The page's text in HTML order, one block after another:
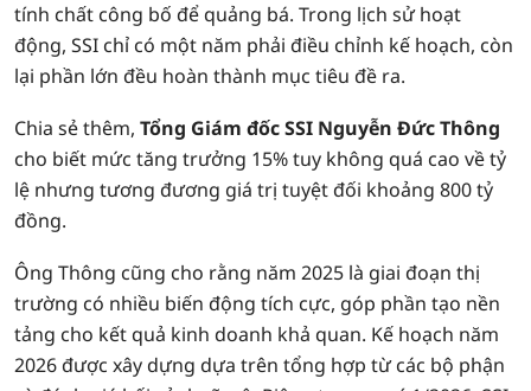
tính chất công bố để quảng bá. Trong lịch sử hoạt
động, SSI chỉ có một năm phải điều chỉnh kế hoạch, còn
lại phần lớn đều hoàn thành mục tiêu đề ra.
Chia sẻ thêm, Tổng Giám đốc SSI Nguyễn Đức Thông
cho biết mức tăng trưởng 15% tuy không quá cao về tỷ
lệ nhưng tương đương giá trị tuyệt đối khoảng 800 tỷ
đồng.
Ông Thông cũng cho rằng năm 2025 là giai đoạn thị
trường có nhiều biến động tích cực, góp phần tạo nền
tảng cho kết quả kinh doanh khả quan. Kế hoạch năm
2026 được xây dựng dựa trên tổng hợp từ các bộ phận